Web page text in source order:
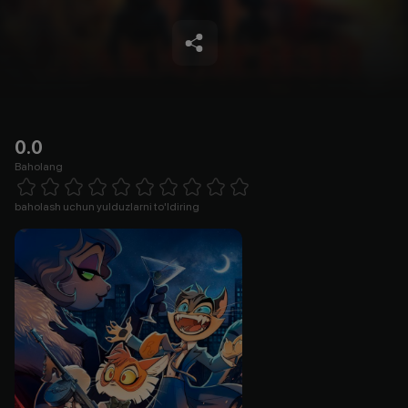
0.0
Baholang
1 Star 2 Stars 3 Stars 4 Stars5 Stars 6 Stars7 Stars8 Stars
baholash uchun yulduzlarni to'ldiring